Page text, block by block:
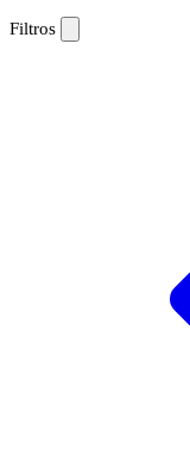
Filtros